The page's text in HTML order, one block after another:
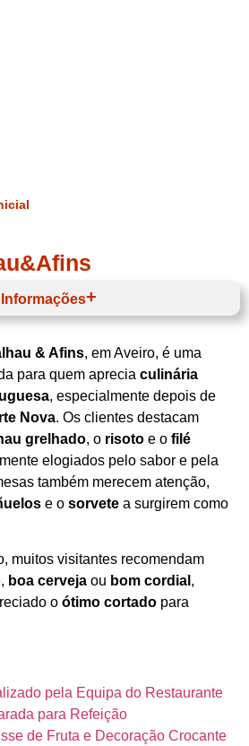
& Afins, em Aveiro, é uma
para quem aprecia culinária
, especialmente depois de
Nova. Os clientes destacam
grelhado, o risoto e o filé
elogiados pelo sabor e pela
também merecem atenção,
e o sorvete a surgirem como
muitos visitantes recomendam
, boa cerveja ou bom cordial ,
o ótimo cortado para
pela Equipa do Restaurante
para Refeição
de Fruta e Decoração Crocante
Informações